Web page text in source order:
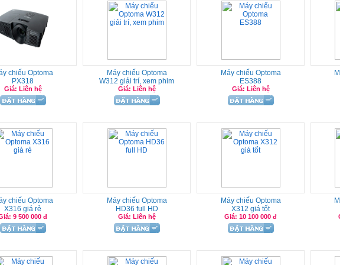
chiếu Optoma
PX318
Giá: Liên hệ
Máy chiếu Optoma
W312 giải trí, xem phim
Giá: Liên hệ
Máy chiếu Optoma
ES388
Giá: Liên hệ
chiếu Optoma
X316 giá rẻ
9 500 000 đ
Máy chiếu Optoma
HD36 full HD
Giá: Liên hệ
Máy chiếu Optoma
X312 giá tốt
Giá: 10 100 000 đ